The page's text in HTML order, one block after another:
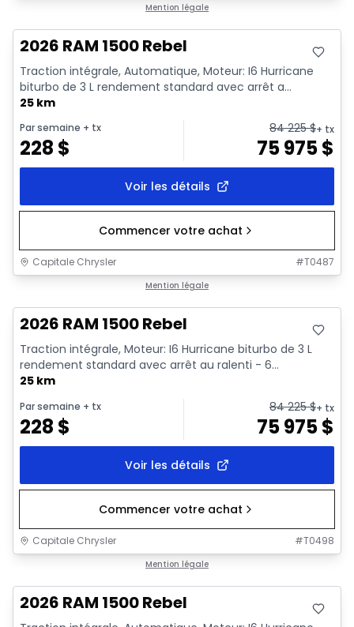
Mention légale
2026 RAM 1500 Rebel
Traction intégrale, Automatique, Moteur: I6 Hurricane
biturbo de 3 L rendement standard avec arrêt a...
25 km
Par semaine + tx
228 $
84 225$+ tx
75 975$
Voir les détails
Commencer votre achat
Capitale Chrysler #T0487
Mention légale
2026 RAM 1500 Rebel
Traction intégrale, Moteur: I6 Hurricane biturbo de 3 L
rendement standard avec arrêt au ralenti - 6...
25 km
Par semaine + tx
228 $
84 225$+ tx
75 975$
Voir les détails
Commencer votre achat
Capitale Chrysler #T0498
Mention légale
2026 RAM 1500 Rebel